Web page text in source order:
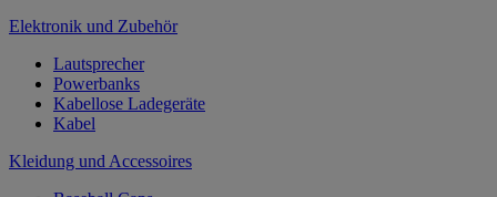
Elektronik und Zubehör
Lautsprecher
Powerbanks
Kabellose Ladegeräte
Kabel
Kleidung und Accessoires